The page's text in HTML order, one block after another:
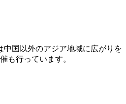
国以外のアジア地域に広がりを
も行っています。